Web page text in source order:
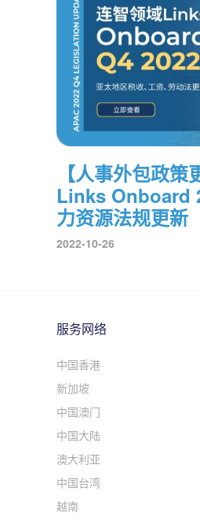
【人事外包政
Links Onboard
力资源法规更新
2022-10-26
服务网络
中国香港
新加坡
中国澳门
中国大陆
澳大利亚
中国台湾
越南